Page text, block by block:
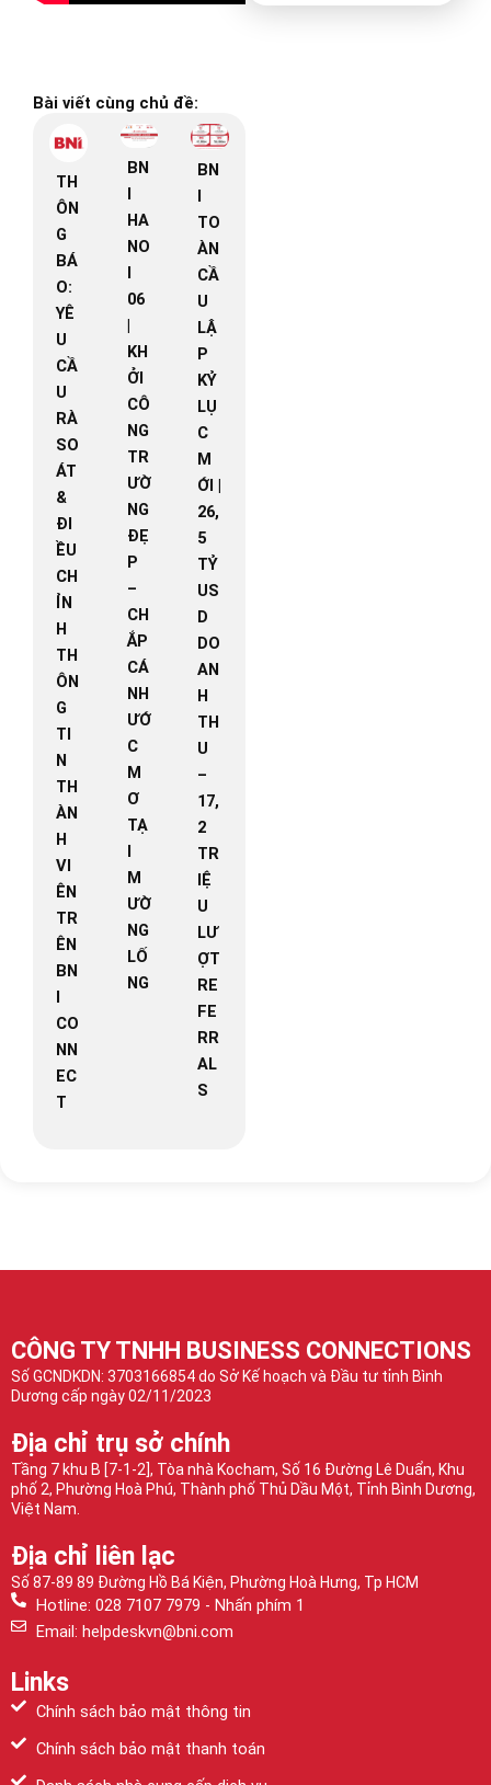
Bài viết cùng chủ đề:
TH
ÔN
G
BÁ
O:
YÊ
U
CẦ
U
RÀ
SO
ÁT
&
ĐI
ỀU
CH
ỈN
H
TH
ÔN
G
TI
N
TH
ÀN
H
VI
ÊN
TR
ÊN
BN
I
CO
NN
EC
T
BN
I
HA
NO
I
06
|
KH
ỞI
CÔ
NG
TR
ƯỜ
NG
ĐẸ
P
–
CH
ẮP
CÁ
NH
ƯỚ
C
M
Ơ
TẠ
I
M
ƯỜ
NG
LỐ
NG
BN
I
TO
ÀN
CẦ
U
LẬ
P
KỶ
LỤ
C
M
ỚI |
26,
5
TỶ
US
D
DO
AN
H
TH
U
–
17,
2
TR
IỆ
U
LƯ
ỢT
RE
FE
RR
AL
S
CÔNG TY TNHH BUSINESS CONNECTIONS
Số GCNDKDN: 3703166854 do Sở Kế hoạch và Đầu tư tỉnh Bình
Dương cấp ngày 02/11/2023
Địa chỉ trụ sở chính
Tầng 7 khu B [7-1-2], Tòa nhà Kocham, Số 16 Đường Lê Duẩn, Khu
phố 2, Phường Hoà Phú, Thành phố Thủ Dầu Một, Tỉnh Bình Dương,
Việt Nam.
Địa chỉ liên lạc
Số 87-89 89 Đường Hồ Bá Kiện, Phường Hoà Hưng, Tp HCM
Hotline: 028 7107 7979 - Nhấn phím 1
Email: helpdeskvn@bni.com
Links
Chính sách bảo mật thông tin
Chính sách bảo mật thanh toán